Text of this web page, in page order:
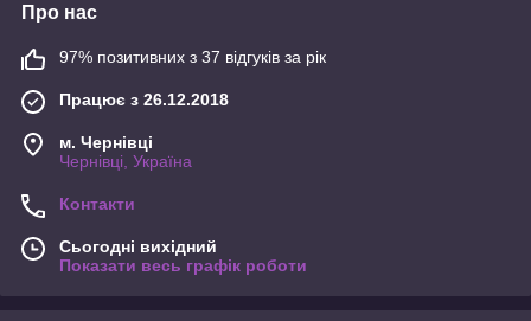
Про нас
97% позитивних з 37 відгуків за рік
Працює з 26.12.2018
м. Чернівці
Чернівці, Україна
Контакти
Сьогодні вихідний
Показати весь графік роботи